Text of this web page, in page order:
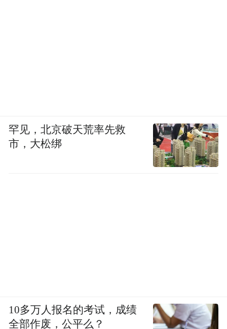
罕见，北京破天荒率先救
市，大松绑
10多万人报名的考试，成绩
全部作废，公平么？